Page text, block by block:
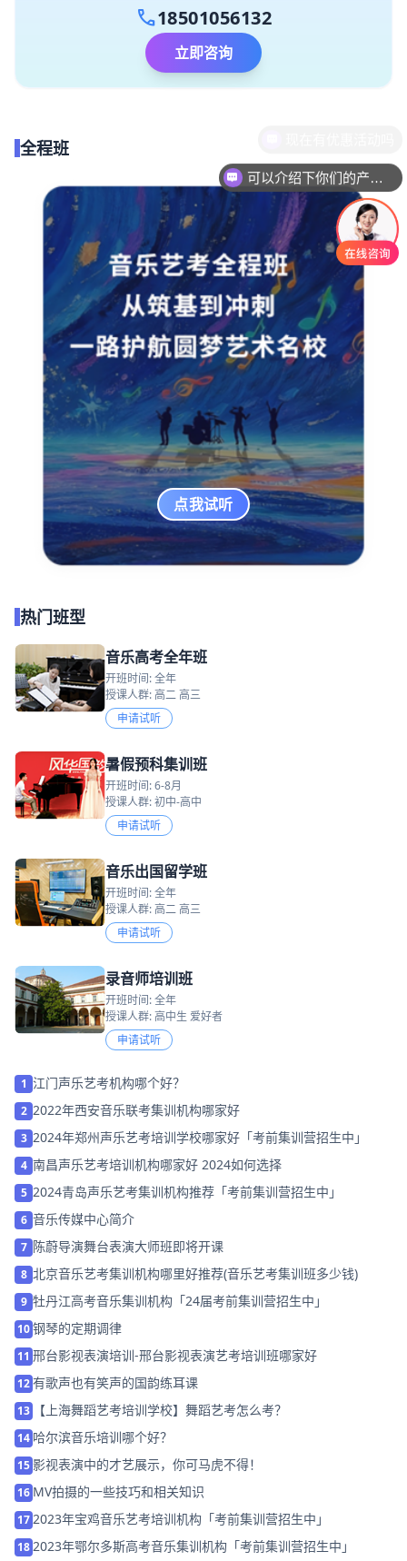
call18501056132
立即咨询
全程班
点我试听
热门班型
音乐高考全年班
开班时间: 全年
授课人群: 高二 高三
申请试听
暑假预科集训班
开班时间: 6-8月
授课人群: 初中-高中
申请试听
音乐出国留学班
开班时间: 全年
授课人群: 高二 高三
申请试听
录音师培训班
开班时间: 全年
授课人群: 高中生 爱好者
申请试听
1 江门声乐艺考机构哪个好？
2 2022年西安音乐联考集训机构哪家好
3 2024年郑州声乐艺考培训学校哪家好「考前集训营招生中」
4 南昌声乐艺考培训机构哪家好 2024如何选择
5 2024青岛声乐艺考集训机构推荐「考前集训营招生中」
6 音乐传媒中心简介
7 陈蔚导演舞台表演大师班即将开课
8 北京音乐艺考集训机构哪里好推荐(音乐艺考集训班多少钱)
9 牡丹江高考音乐集训机构「24届考前集训营招生中」
10钢琴的定期调律
11 邢台影视表演培训-邢台影视表演艺考培训班哪家好
12有歌声也有笑声的国韵练耳课
13 【上海舞蹈艺考培训学校】舞蹈艺考怎么考？
14 哈尔滨音乐培训哪个好？
15 影视表演中的才艺展示，你可马虎不得！
16 MV拍摄的一些技巧和相关知识
17 2023年宝鸡音乐艺考培训机构「考前集训营招生中」
18 2023年鄂尔多斯高考音乐集训机构「考前集训营招生中」